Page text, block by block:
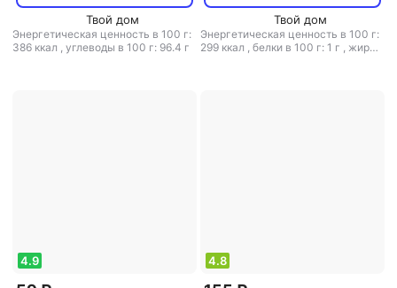
Твой дом
Энергетическая ценность в 100 г:
386 ккал , углеводы в 100 г: 96.4 г
Твой дом
Энергетическая ценность в 100 г:
299 ккал , белки в 100 г: 1 г , жиры
4.9 4.8